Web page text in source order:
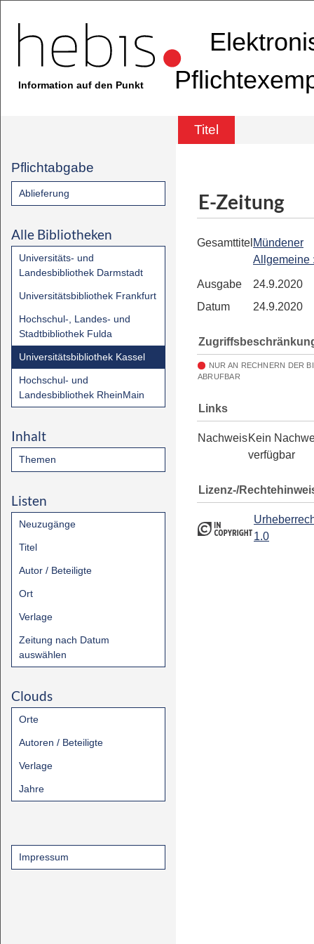
Information auf den Punkt
Titel
Pflichtabgabe
Ablieferung
Alle Bibliotheken
Universitäts- und
Landesbibliothek Darmstadt
Universitätsbibliothek Frankfurt
Hochschul-, Landes- und
Stadtbibliothek Fulda
Universitätsbibliothek Kassel
Hochschul- und
Landesbibliothek RheinMain
Inhalt
Themen
Listen
Neuzugänge
Titel
Autor / Beteiligte
Ort
Verlage
Zeitung nach Datum
auswählen
Clouds
Orte
Autoren / Beteiligte
Verlage
Jahre
Impressum
E-Zeitung
Gesamttitel Mündener
Allgemeine
Ausgabe
24.9.2020
Datum
24.9.2020
NUR AN RECHNERN DER
ABRUFBAR
Links
NachweisKein
verfügbar
Lizenz-/
1.0